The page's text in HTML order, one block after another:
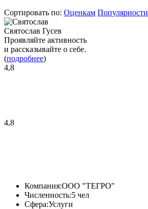
Сортировать по: Оценкам Популярности
Святослав Гусев
Проявляйте активность
и рассказывайте о себе.
(подробнее)
4,8
4,8
Компания:ООО "ТЕГРО"
Численность:5 чел
Сфера:Услуги